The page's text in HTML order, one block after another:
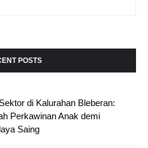
POSTS
di Kalurahan Bleberan:
Perkawinan Anak demi
Saing